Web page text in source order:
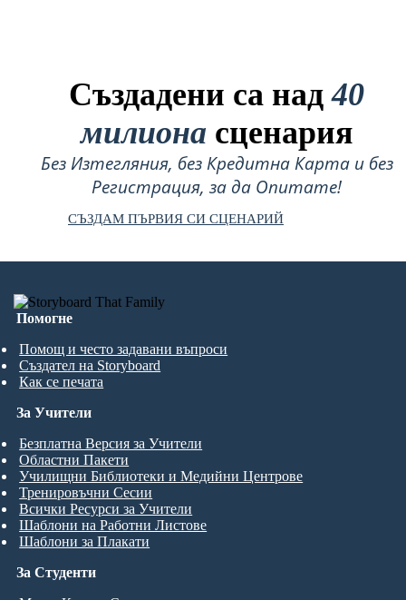
Създадени са над40
милиона сценария
Без Изтегляния, без Кредитна Карта и без
Регистрация, за да Опитате!
СЪЗДАМ ПЪРВИЯ СИ СЦЕНАРИЙ
Помогне
Помощ и често задавани въпроси
Създател на Storyboard
Как се печата
За Студенти
За Учители
Безплатна Версия за Учители
Областни Пакети
Училищни Библиотеки и Медийни Центрове
Тренировъчни Сесии
Всички Ресурси за Учители
Шаблони на Работни Листове
Шаблони за Плакати